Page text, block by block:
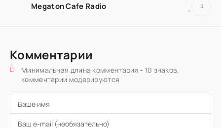
Megaton Cafe Radio
Комментарии
Минимальная длина комментария - 10 знаков.
комментарии модерируются